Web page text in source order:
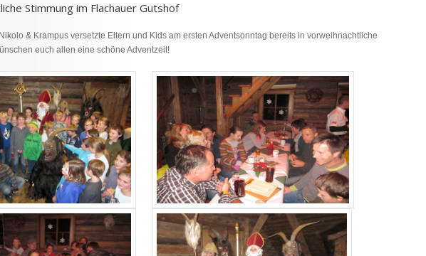
Stimmung im Flachauer Gutshof
& Krampus versetzte Eltern und Kids am ersten Adventsonntag bereits in vorweihnachtliche
euch allen eine schöne Adventzeit!